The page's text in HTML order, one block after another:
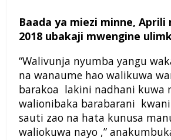
Baada ya miezi minne, Aprili
2018 ubakaji mwengine
“Walivunja nyumba yangu
na wanaume hao walikuwa
barakoa lakini nadhani kuwa
walionibaka barabarani
sauti zao na hata kunusa
waliokuwa nayo ,”